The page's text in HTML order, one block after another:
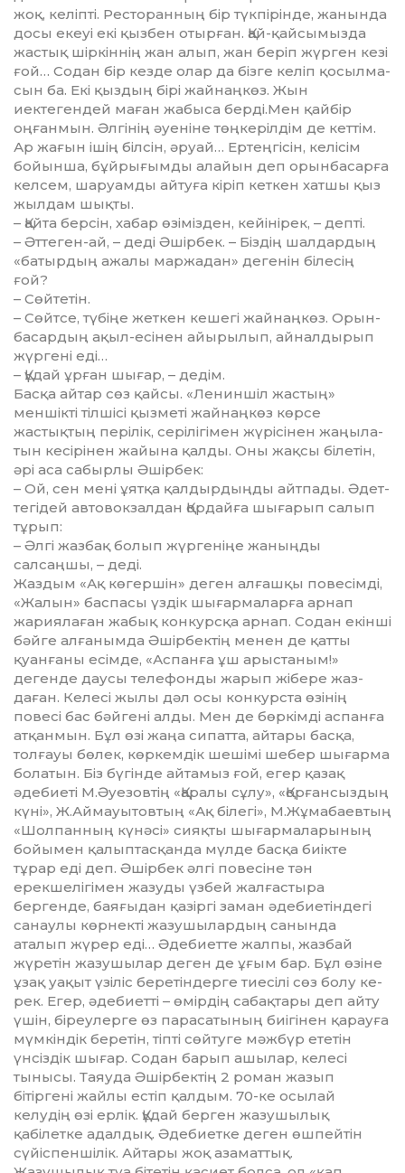
жоқ, келіпті. Ресторан­ның бір түкпірінде, жанында
досы екеуі екі қызбен отырған. Қай-қайсымызда
жастық шір­кіннің жан алып, жан беріп жүр­ген кезі
ғой… Содан бір кез­де олар да бізге келіп қосыл­ма­
сын ба. Екі қыздың бірі жай­наңкөз. Жын
иектегендей ма­ған жабыса берді.Мен қай­бір
оңғанмын. Әлгінің әуеніне төң­керілдім де кеттім.
Ар жа­ғын ішің білсін, әруай… Ер­тең­гісін, келісім
бойынша, бұй­ры­ғым­­ды алайын деп орынбасарға
кел­­сем, шаруамды айтуға кіріп кет­­кен хатшы қыз
жылдам шық­­ты.
– Қайта берсін, хабар өзі­міз­­ден, кейінірек, – депті.
– Әттеген-ай, – деді Әшір­бек. – Біздің шалдардың
«ба­тыр­­дың ажалы маржадан» де­­генін білесің
ғой?
– Сөйтетін.
– Сөйтсе, түбіңе жеткен ке­­­шегі жайнаңкөз. Орын­
ба­сар­дың ақыл-есінен айырылып, айналдырып
жүргені еді…
– Құдай ұрған шығар, – де­­дім.
Басқа айтар сөз қайсы. «Ле­нин­шіл жастың»
меншікті тіл­­шісі қызметі жайнаңкөз көр­­се
жастықтың перілік, се­рілігімен жүрісінен жаңы­ла­
тын кесірінен жайына қалды. Оны жақсы білетін,
әрі аса са­бырлы Әшірбек:
– Ой, сен мені ұятқа қал­дыр­­дыңды айтпады. Әдет­
те­гі­дей автовокзалдан Қордайға шы­ғарып салып
тұрып:
– Әлгі жазбақ болып жүр­ге­­­­ніңе жаныңды
салсаңшы, – деді.
Жаздым «Ақ көгершін» де­ген алғашқы повесімді,
«Жалын» баспасы үздік шығар­ма­лар­­ға арнап
жариялаған жа­­бық конкурсқа арнап. Содан екінші
бәйге алғанымда Әшір­бектің менен де қатты
қуанғаны есімде, «Аспанға ұш арыстаным!»
дегенде даусы те­лефонды жарып жібере жаз­
даған. Келесі жылы дәл осы конкурста өзінің
повесі бас бәйгені алды. Мен де бөр­кім­ді аспанға
атқанмын. Бұл өзі жаңа сипатта, айтары бас­қа,
толғауы бөлек, көркемдік ше­шімі шебер шығарма
болатын. Біз бүгінде айтамыз ғой, егер қазақ
әдебиеті М.Әуе­зов­тің «Қаралы сұлу», «Қор­ған­сыз­дың
күні», Ж.Ай­ма­уы­тов­тың «Ақ білегі», М.Жұ­ма­­баевтың
«Шолпанның күнәсі» сияқты шы­ғармаларының
бойымен қа­лыптасқанда мүлде басқа биік­те
тұрар еді деп. Әшірбек әлгі ­повесіне тән
ерекшелігімен жазуды үзбей жалғастыра
бергенде, баяғыдан қазіргі заман әдебие­тіндегі
санаулы көрнекті жазу­шы­лардың санында
аталып жүрер еді… Әде­биетте жалпы, жазбай
жүретін жазушылар деген де ұғым бар. Бұл өзіне
ұзақ уақыт үзіліс бе­ретіндерге тиесілі сөз болу ке­
рек. Егер, әдебиетті – өмір­дің сабақтары деп айту
үшін, біреулерге өз парасатының биігінен қарауға
мүмкіндік беретін, тіпті сөйтуге мәжбүр ететін
үнсіздік шығар. Содан барып ашылар, келесі
тынысы. Таяуда Әшірбектің 2 роман жа­зып
бітіргені жайлы естіп қалдым. 70-ке осылай
келудің өзі ерлік. Құдай берген жазу­шы­лық
қабілетке адалдық. Әде­биетке деген өшпейтін
сүйіс­пеншілік. Айтары жоқ аза­маттық.